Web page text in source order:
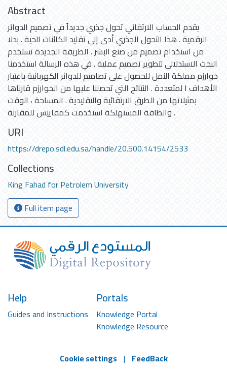
Abstract
يقدم الحساب الارتقائي تحول جذري جديداً في تصميم الدوائر
الرقمية . هذا التحول الجذري أدى إلى تقليد الكائنات الحية . بدلا
من استخدام تصميم من صنع البشر . الطريقة الجديدة تستخدم
البحث الاستدلالي لتطوير تصميم عملية . في هذه الرسالة استخدمنا
خوارزم مملكة النمل للحصول على تصاميم للدوائر الكهربائية باعتبار
الأهداف ا لمتعددة . النتائج التي تحصلنا عليها من الخوارزم قارناها
بمثيلاتها من الطرق الارتقائية والتقليدية . المساحة ، الوقت
والطاقة المستهلكة استخدمت كمقاييس للمقارنة .
URI
https://drepo.sdl.edu.sa/handle/20.500.14154/2533
Collections
King Fahad for Petrolem University
Full item page
Help
Guides and Instructions
Portals
Knowledge Portal
Knowledge Resource
Cookie settings | FeedBack